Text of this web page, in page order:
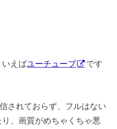
いえばユーチューブ
です
されておらず、フルはない
、画質がめちゃくちゃ悪